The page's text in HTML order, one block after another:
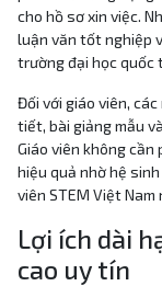
cho hồ sơ xin việc.
luận văn tốt nghiệp
trường đại học quốc
Đối với giáo viên,
tiết, bài giảng mẫu
Giáo viên không
hiệu quả nhờ hệ
viên STEM Việt
Lợi ích dài
cao uy tín